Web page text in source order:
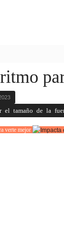
verte mejor